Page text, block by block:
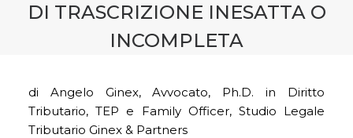
DI TRASCRIZIONE INESATTA O
INCOMPLETA
di Angelo Ginex, Avvocato, Ph.D. in Diritto
Tributario, TEP e Family Officer, Studio Legale
Tributario Ginex & Partners